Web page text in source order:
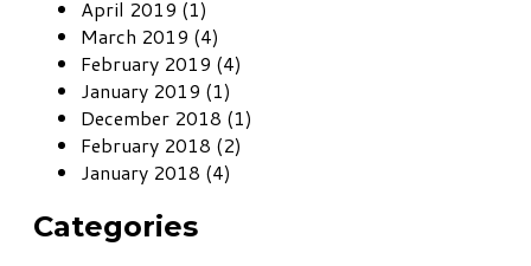
April 2019 (1)
March 2019 (4)
February 2019 (4)
January 2019 (1)
December 2018 (1)
February 2018 (2)
January 2018 (4)
Categories